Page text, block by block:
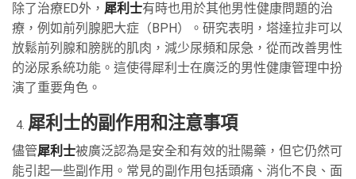
除了治療ED外， 犀利士有時也用於其他男性健康問題的治
療，例如前列腺肥大症（BPH）。研究表明，塔達拉非可以
放鬆前列腺和膀胱的肌肉，減少尿頻和尿急，從而改善男性
的泌尿系統功能。這使得犀利士在廣泛的男性健康管理中扮
演了重要角色。
犀利士的副作用和注意事項
儘管犀利士被廣泛認為是安全和有效的壯陽藥，但它仍然可
能引起一些副作用。常見的副作用包括頭痛、消化不良、面